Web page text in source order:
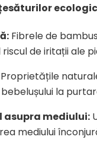
Fibrele de
de iritații ale
la
asupra mediului:
mediului